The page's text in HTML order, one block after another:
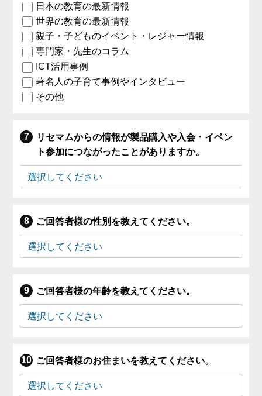
日本の教育の最新情報
世界の教育の最新情報
親子・子どものイベント・レジャー情報
専門家・先生のコラム
ICT活用事例
著名人の子育て事例やインタビュー
その他
リセマムからの情報が製品購入や入会・イベン
ト参加につながったことがありますか。
ご回答者様の性別を教えてください。
ご回答者様の年齢を教えてください。
ご回答者様のお住まいを教えてください。